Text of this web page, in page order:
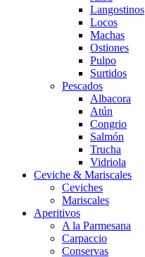
Langostinos
Locos
Machas
Ostiones
Pulpo
Surtidos
Pescados
Albacora
Atún
Congrio
Salmón
Trucha
Vidriola
Ceviche & Mariscales
Ceviches
Mariscales
Aperitivos
A la Parmesana
Carpaccio
Conservas